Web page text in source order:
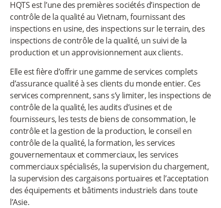
HQTS est l’une des premières sociétés d’inspection de
contrôle de la qualité au Vietnam, fournissant des
inspections en usine, des inspections sur le terrain, des
inspections de contrôle de la qualité, un suivi de la
production et un approvisionnement aux clients.
Elle est fière d’offrir une gamme de services complets
d’assurance qualité à ses clients du monde entier. Ces
services comprennent, sans s’y limiter, les inspections de
contrôle de la qualité, les audits d’usines et de
fournisseurs, les tests de biens de consommation, le
contrôle et la gestion de la production, le conseil en
contrôle de la qualité, la formation, les services
gouvernementaux et commerciaux, les services
commerciaux spécialisés, la supervision du chargement,
la supervision des cargaisons portuaires et l’acceptation
des équipements et bâtiments industriels dans toute
l’Asie.